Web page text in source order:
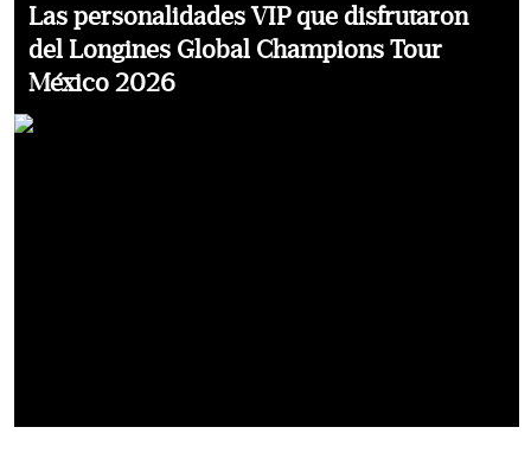
Las personalidades VIP que disfrutaron
del Longines Global Champions Tour
México 2026